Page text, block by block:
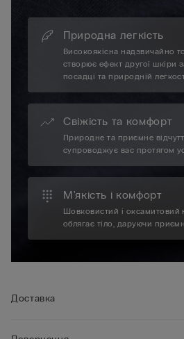
Природна легкість
Високоякісна надзвичайно
створює ефект другої шкіри
посадці та природній
Свіжість та комфорт
Природне та приємне
супроводжує вас протягом
М'якість і комфорт
Шовковистий і оксамитовий
облягає тіло, даруючи
Доставка